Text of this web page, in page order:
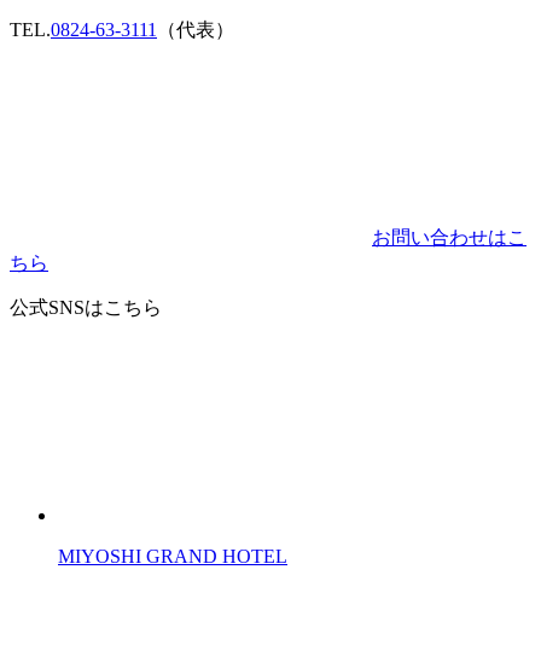
TEL.0824-63-3111 （代表）
お問い合わせはこ
ちら
公式SNSはこちら
MIYOSHI GRAND HOTEL